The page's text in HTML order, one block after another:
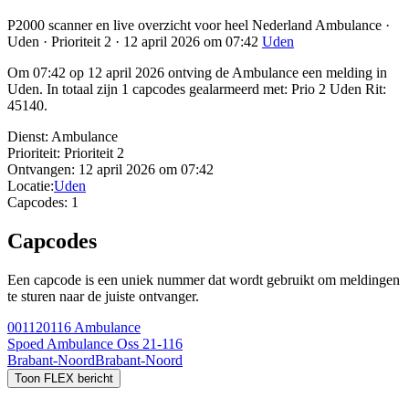
P2000 scanner en live overzicht voor heel Nederland Ambulance ·
Uden · Prioriteit 2 · 12 april 2026 om 07:42 Uden
Om 07:42 op 12 april 2026 ontving de Ambulance een melding in
Uden. In totaal zijn 1 capcodes gealarmeerd met: Prio 2 Uden Rit:
45140.
Dienst: Ambulance
Prioriteit: Prioriteit 2
Ontvangen: 12 april 2026 om 07:42
Locatie:Uden
Capcodes: 1
Capcodes
Een capcode is een uniek nummer dat wordt gebruikt om meldingen
te sturen naar de juiste ontvanger.
001120116 Ambulance
Spoed Ambulance Oss 21-116
Brabant-NoordBrabant-Noord
Toon FLEX bericht